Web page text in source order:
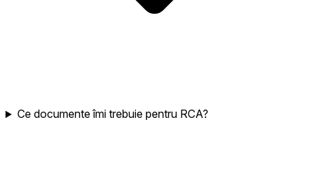
Ce documente îmi trebuie pentru RCA?